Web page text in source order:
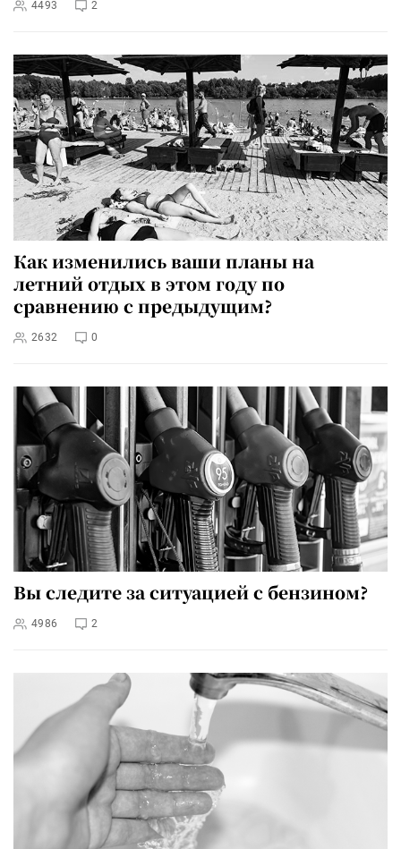
4493 2
Как изменились ваши планы на
летний отдых в этом году по
сравнению с предыдущим?
2632 0
Вы следите за ситуацией с бензином?
4986 2